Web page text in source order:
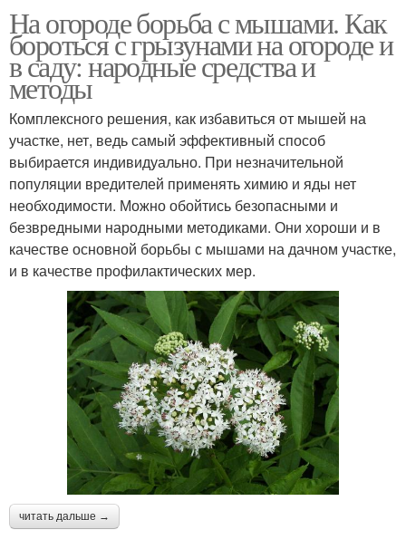
На огороде борьба с мышами. Как
бороться с грызунами на огороде и
в саду: народные средства и
методы
Комплексного решения, как избавиться от мышей на
участке, нет, ведь самый эффективный способ
выбирается индивидуально. При незначительной
популяции вредителей применять химию и яды нет
необходимости. Можно обойтись безопасными и
безвредными народными методиками. Они хороши и в
качестве основной борьбы с мышами на дачном участке,
и в качестве профилактических мер.
читать дальше →